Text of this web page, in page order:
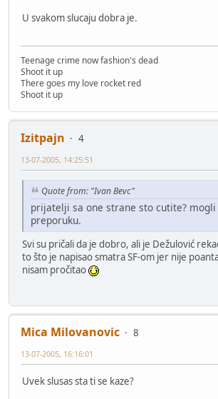
U svakom slucaju dobra je.
Teenage crime now fashion's dead
Shoot it up
There goes my love rocket red
Shoot it up
Izitpajn
4
13-07-2005, 14:25:51
Quote from: "Ivan Bevc"
prijatelji sa one strane sto cutite?
preporuku.
Svi su pričali da je dobro, ali je Dežulović
to što je napisao smatra SF-om jer nije
nisam pročitao
Mica Milovanovic
8
13-07-2005, 16:16:01
Uvek slusas sta ti se kaze?